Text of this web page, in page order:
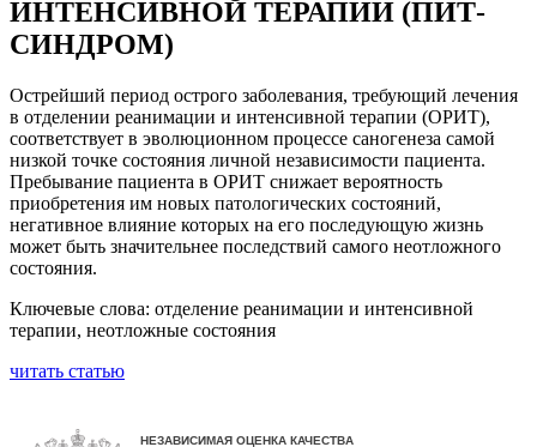
ИНТЕНСИВНОЙ ТЕРАПИИ (ПИТ-
СИНДРОМ)
Острейший период острого заболевания, требующий лечения
в отделении реанимации и интенсивной терапии (ОРИТ),
соответствует в эволюционном процессе саногенеза самой
низкой точке состояния личной независимости пациента.
Пребывание пациента в ОРИТ снижает вероятность
приобретения им новых патологических состояний,
негативное влияние которых на его последующую жизнь
может быть значительнее последствий самого неотложного
состояния.
Ключевые слова: отделение реанимации и интенсивной
терапии, неотложные состояния
читать статью